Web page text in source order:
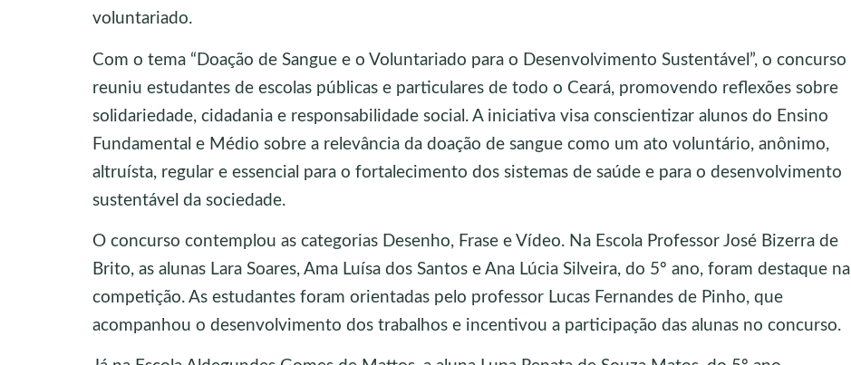
voluntariado.
Com o tema “Doação de Sangue e o Voluntariado para o Desenvolvimento Sustentável”, o concurso
reuniu estudantes de escolas públicas e particulares de todo o Ceará, promovendo reflexões sobre
solidariedade, cidadania e responsabilidade social. A iniciativa visa conscientizar alunos do Ensino
Fundamental e Médio sobre a relevância da doação de sangue como um ato voluntário, anônimo,
altruísta, regular e essencial para o fortalecimento dos sistemas de saúde e para o desenvolvimento
sustentável da sociedade.
O concurso contemplou as categorias Desenho, Frase e Vídeo. Na Escola Professor José Bizerra de
Brito, as alunas Lara Soares, Ama Luísa dos Santos e Ana Lúcia Silveira, do 5º ano, foram destaque na
competição. As estudantes foram orientadas pelo professor Lucas Fernandes de Pinho, que
acompanhou o desenvolvimento dos trabalhos e incentivou a participação das alunas no concurso.